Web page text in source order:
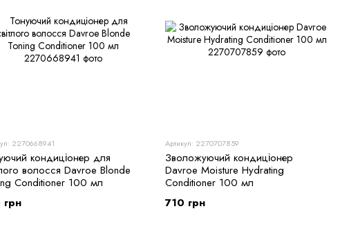
2270668941
кондиціонер для
волосся Davroe Blonde
Conditioner 100 мл
грн
Артикул: 2270707859
Зволожуючий кондиціонер
Davroe Moisture Hydrating
Conditioner 100 мл
710 грн